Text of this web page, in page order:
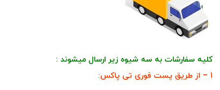
کلیه سفارشات به سه شیوه زیر ارسال میشوند :
1 – از طریق پست فوری تی پاکس: